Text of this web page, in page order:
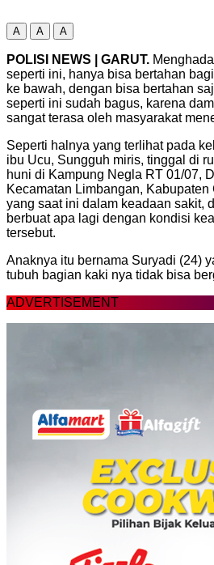
A A A
POLISI NEWS | GARUT.
seperti ini, hanya bisa bertahan
ke bawah, dengan bisa bertahan
seperti ini sudah bagus, karena
sangat terasa oleh masyarakat
Seperti halnya yang terlihat pada
ibu Ucu, Sungguh miris, tinggal di
huni di Kampung Negla RT 01/07,
Kecamatan Limbangan,
yang saat ini dalam keadaan sakit,
berbuat apa lagi dengan kondisi
tersebut.
Anaknya itu bernama Suryadi (24)
tubuh bagian kaki nya tidak bisa
ADVERTISEMENT